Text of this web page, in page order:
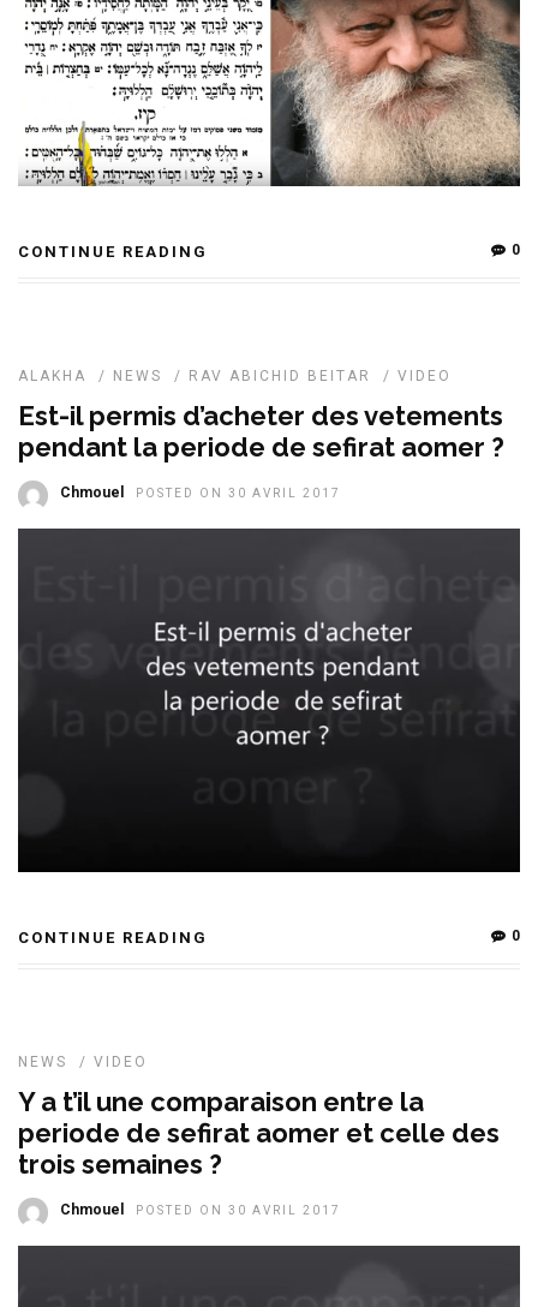
CONTINUE READING 0
ALAKHA / NEWS / RAV ABICHID BEITAR / VIDEO
Est-il permis d’acheter des vetements
pendant la periode de sefirat aomer ?
Chmouel POSTED ON 30 AVRIL 2017
CONTINUE READING 0
NEWS / VIDEO
Y a t’il une comparaison entre la
periode de sefirat aomer et celle des
trois semaines ?
Chmouel POSTED ON 30 AVRIL 2017